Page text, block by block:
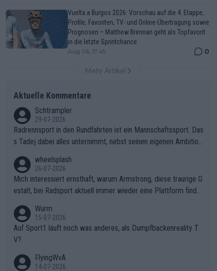
Vuelta a Burgos 2026: Vorschau auf die 4. Etappe,
Profile, Favoriten, TV- und Online-Übertragung sowie
Prognosen – Matthew Brennan geht als Topfavorit
in die letzte Sprintchance
Aug 06, 17:45 0
Mehr Artikel
Aktuelle Kommentare
Schtrampler
29-07-2026
Radrennsport in den Rundfahrten ist ein Mannschaftssport. Das
s Tadej dabei alles unternimmt, nebst seinen eigenen Ambition
ganze Team auch mental stark zu machen und konkret am Erf
olg teilzuhaben, ist ihm ganz hoch anzurechnen. Das ist ein Zei
chen weit über den Radsport hinaus.
wheelsplash
26-07-2026
Mich interessiert ernsthaft, warum Armstrong, diese traurige G
estalt, bei Radsport aktuell immer wieder eine Plattform finde
Wurm
15-07-2026
Auf Sport1 läuft noch was anderes, als Dumpfbackenreality T
V?
FlyingWvA
14-07-2026